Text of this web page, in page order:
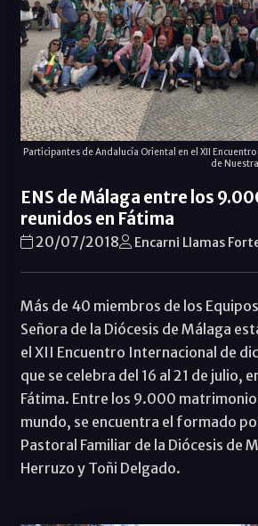
Participantes de Andalucía Oriental en el XII
de
ENS de Málaga entre los
reunidos en Fátima
20/07/2018 Encarni Llamas
Más de 40 miembros de los
Señora de la Diócesis de Málaga
el XII Encuentro Internacional de
que se celebra del 16 al 21 de julio,
Fátima. Entre los 9.000
mundo, se encuentra el formado
Pastoral Familiar de la Diócesis de
Herruzo y Toñi Delgado.